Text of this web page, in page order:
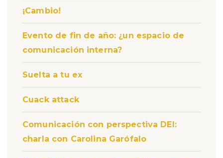
¡Cambio!
Evento de fin de año: ¿un espacio de
comunicación interna?
Suelta a tu ex
Cuack attack
Comunicación con perspectiva DEI:
charla con Carolina Garófalo